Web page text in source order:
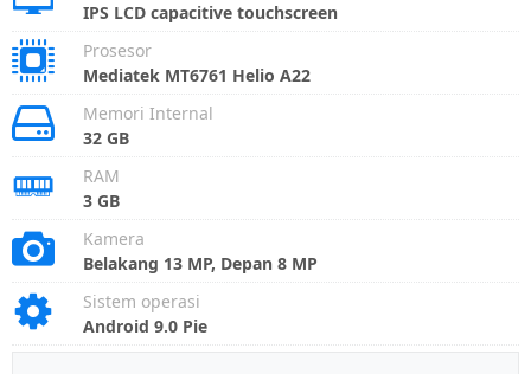
IPS LCD capacitive touchscreen
Prosesor
Mediatek MT6761 Helio A22
Memori Internal
32 GB
RAM
3 GB
Kamera
Belakang 13 MP, Depan 8 MP
Sistem operasi
Android 9.0 Pie